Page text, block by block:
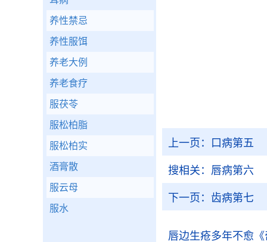
上一页： 口病第五
搜相关： 唇病第六
下一页： 齿病第七
唇边生疮多年不愈
养性禁忌
养性服饵
养老大例
养老食疗
服茯苓
服松柏脂
服松柏实
酒膏散
服云母
服水